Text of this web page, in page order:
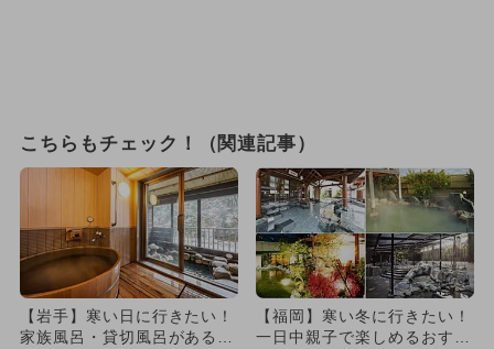
こちらもチェック！（関連記事）
【岩手】寒い日に行きたい！
家族風呂・貸切風呂がある日
【福岡】寒い冬に行きたい！
一日中親子で楽しめるおすす